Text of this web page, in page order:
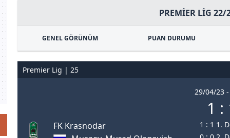
PREMIER LIG 22/
GENEL GÖRÜNÜM PUAN DURUMU
Premier Lig | 25
FK Krasnodar
29/04/23
1 :
1 : 1 1.